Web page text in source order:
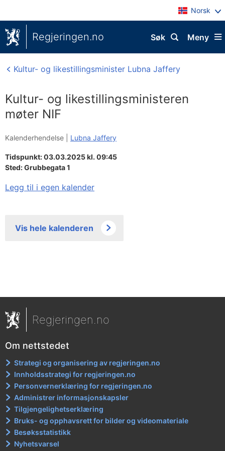
Norsk
Regjeringen.no Meny
Søk
Kultur- og likestillingsminister Lubna Jaffery
Kultur- og likestillingsministeren
møter NIF
Kalenderhendelse | Lubna Jaffery
Tidspunkt: 03.03.2025 kl. 09:45
Sted:Grubbegata 1
Legg til i egen kalender
Vis hele kalenderen
Regjeringen.no
Om nettstedet
Strategi og organisering av regjeringen.no
Innholdsstrategi for regjeringen.no
Personvernerklæring for regjeringen.no
Administrer informasjonskapsler
Tilgjengelighetserklæring
Bruks- og opphavsrett for bilder og videomateriale
Besøksstatistikk
Nyhetsvarsel